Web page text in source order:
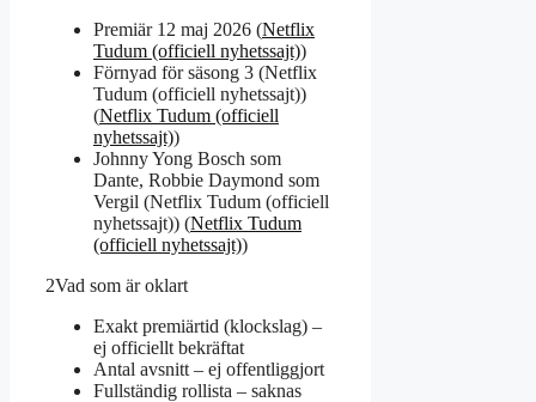
Premiär 12 maj 2026 (Netflix
Tudum (officiell nyhetssajt))
Förnyad för säsong 3 (Netflix
Tudum (officiell nyhetssajt))
(Netflix Tudum (officiell
nyhetssajt))
Johnny Yong Bosch som
Dante, Robbie Daymond som
Vergil (Netflix Tudum (officiell
nyhetssajt)) (Netflix Tudum
(officiell nyhetssajt))
2Vad som är oklart
Exakt premiärtid (klockslag) –
ej officiellt bekräftat
Antal avsnitt – ej offentliggjort
Fullständig rollista – saknas